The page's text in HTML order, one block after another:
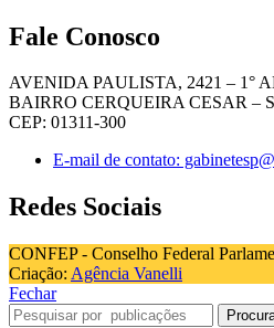
Fale Conosco
AVENIDA PAULISTA, 2421 – 1°
BAIRRO CERQUEIRA CESAR –
CEP: 01311-300
E-mail de contato:
Redes Sociais
CONFEP - Conselho Federal
Criação: Agência Vanelli
Fechar